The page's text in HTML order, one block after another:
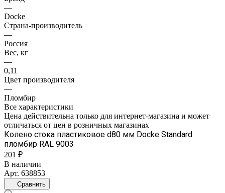
—
Docke
Страна-производитель
—
Россия
Вес, кг
—
0,11
Цвет производителя
—
Пломбир
Все характеристики
Цена действительна только для интернет-магазина и может
отличаться от цен в розничных магазинах
Колено стока пластиковое d80 мм Docke Standard
пломбир RAL 9003
201 ₽
В наличии
Арт. 638853
Сравнить